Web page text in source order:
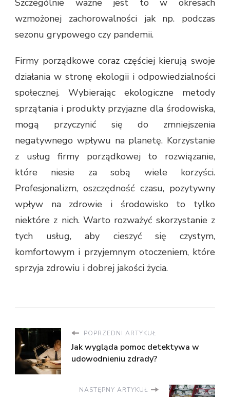
wzmożonej zachorowalności jak np. podczas
sezonu grypowego czy pandemii.
Firmy porządkowe coraz częściej kierują swoje
działania w stronę ekologii i odpowiedzialności
społecznej. Wybierając ekologiczne metody
sprzątania i produkty przyjazne dla środowiska,
mogą przyczynić się do zmniejszenia
negatywnego wpływu na planetę. Korzystanie
z usług firmy porządkowej to rozwiązanie,
które niesie za sobą wiele korzyści.
Profesjonalizm, oszczędność czasu, pozytywny
wpływ na zdrowie i środowisko to tylko
niektóre z nich. Warto rozważyć skorzystanie z
tych usług, aby cieszyć się czystym,
komfortowym i przyjemnym otoczeniem, które
sprzyja zdrowiu i dobrej jakości życia.
POPRZEDNI ARTYKUŁ
Jak wygląda pomoc detektywa w
udowodnieniu zdrady?
NASTĘPNY ARTYKUŁ